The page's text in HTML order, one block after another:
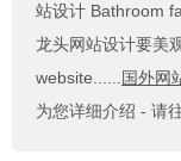
站设计 Bathroom
龙头网站设计要美
website......国外网
为您详细介绍 - 请